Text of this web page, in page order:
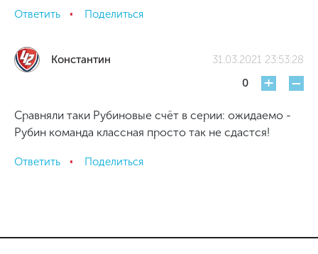
Ответить Поделиться
Константин
31.03.2021 23:53:28
0
+ -
Сравняли таки Рубиновые счёт в серии: ожидаемо -
Рубин команда классная просто так не сдастся!
Ответить Поделиться